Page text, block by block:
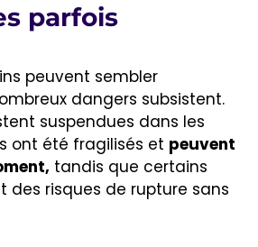
parfois
peuvent sembler
dangers subsistent.
suspendues dans les
ont été fragilisés et peuvent
tandis que certains
des risques de rupture sans